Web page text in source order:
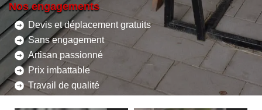
Nos engagements
Devis et déplacement gratuits
Sans engagement
Artisan passionné
Prix imbattable
Travail de qualité